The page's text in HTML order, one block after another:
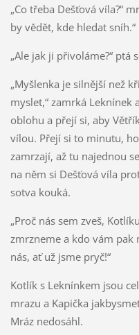
„Co třeba Dešťová víla?“
by vědět, kde hledat sníh.“
„Ale jak ji přivoláme?“ ptá
„Myšlenka je silnější než
myslet,“ zamrká Leknínek
oblohu a přejí si, aby
vílou. Přejí si to minutu,
zamrzají, až tu najednou
na něm si Dešťová víla
sotva kouká.
„Proč nás sem zveš,
zmrzneme a kdo vám pak
nás, ať už jsme pryč!“
Kotlík s Leknínkem jsou
mrazu a Kapička
Mráz nedosáhl.